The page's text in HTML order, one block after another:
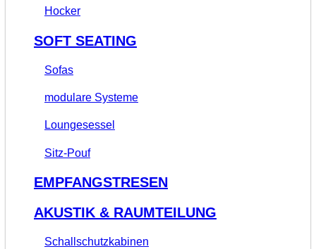
Hocker
SOFT SEATING
Sofas
modulare Systeme
Loungesessel
Sitz-Pouf
EMPFANGSTRESEN
AKUSTIK & RAUMTEILUNG
Schallschutzkabinen